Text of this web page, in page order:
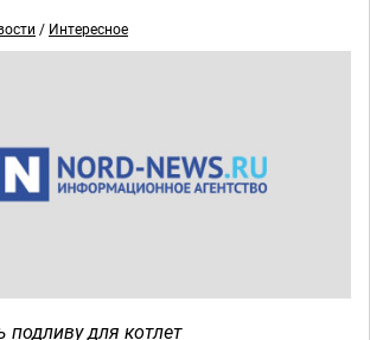
/ Интересное
подливу для котлет